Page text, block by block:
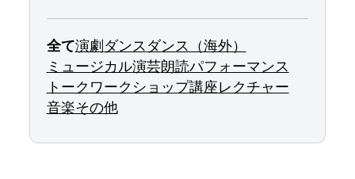
全て演劇 ダンス ダンス（海外）
ミュージカル演芸朗読パフォーマンス
トーク ワークショップ講座レクチャー
音楽その他